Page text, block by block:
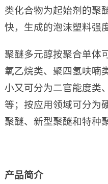
类化合物为起始剂的聚
快，生成的泡沫塑料强
聚醚多元醇按聚合单体
氧乙烷类、聚四氢呋喃
小又可分为二官能度类
等；按应用领域可分为
聚醚、新型聚醚和特种
产品简介